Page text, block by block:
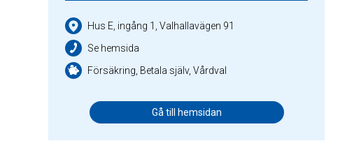
Hus E, ingång 1, Valhallavägen 91
Se hemsida
Försäkring, Betala själv, Vårdval
Gå till hemsidan